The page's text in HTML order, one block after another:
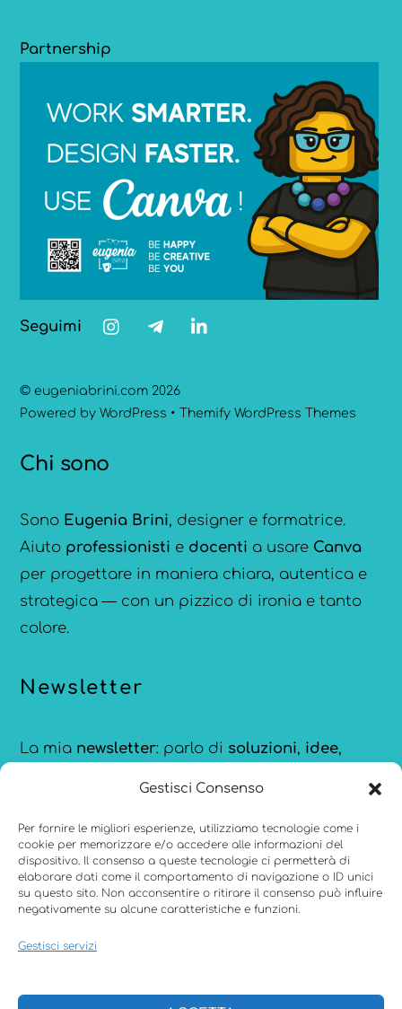
Gestisci Consenso
Per fornire le migliori esperienze, utilizziamo tecnologie come i
cookie per memorizzare e/o accedere alle informazioni del
dispositivo. Il consenso a queste tecnologie ci permetterà di
elaborare dati come il comportamento di navigazione o ID unici
su questo sito. Non acconsentire o ritirare il consenso può influire
negativamente su alcune caratteristiche e funzioni.
Gestisci servizi
Partnership
Seguimi
© eugeniabrini.com 2026
Powered byWordPress • Themify WordPress Themes
Chi sono
Sono Eugenia Brini, designer e formatrice.
Aiuto professionisti e docenti a usare Canva
per progettare in maniera chiara, autentica e
strategica — con un pizzico di ironia e tanto
colore.
Newsletter
La mia newsletter: parlo di soluzioni, idee,
aggiornata sulle novità diCanva.
Menu